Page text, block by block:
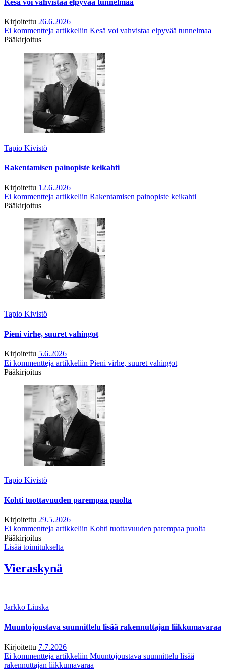
Kirjoitettu 26.6.2026
Ei kommentteja artikkeliin Kesä voi vahvistaa elpyvää tunnelmaa
Pääkirjoitus
Tapio Kivistö
Rakentamisen painopiste keikahti
Kirjoitettu 12.6.2026
Ei kommentteja artikkeliin Rakentamisen painopiste keikahti
Pääkirjoitus
Tapio Kivistö
Pieni virhe, suuret vahingot
Kirjoitettu 5.6.2026
Ei kommentteja artikkeliin Pieni virhe, suuret vahingot
Pääkirjoitus
Tapio Kivistö
Kohti tuottavuuden parempaa puolta
Kirjoitettu 29.5.2026
Ei kommentteja artikkeliin Kohti tuottavuuden parempaa puolta
Pääkirjoitus
Lisää toimitukselta
Vieraskynä
Jarkko Liuska
Muuntojoustava suunnittelu lisää rakennuttajan liikkumavaraa
Kirjoitettu 7.7.2026
Ei kommentteja artikkeliin Muuntojoustava suunnittelu lisää
rakennuttajan liikkumavaraa